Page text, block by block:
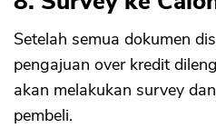
Setelah semua dokumen
pengajuan over kredit
akan melakukan survey
pembeli.